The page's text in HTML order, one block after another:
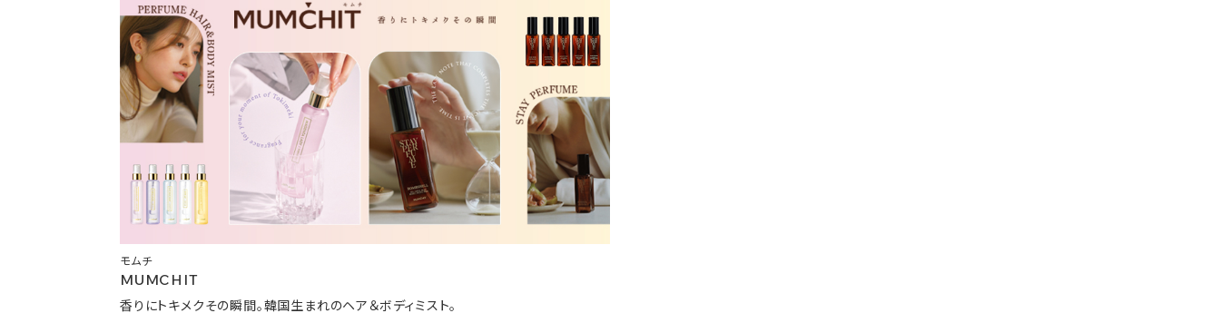
モムチ
MUMCHIT
香りにトキメクその瞬間。韓国生まれのヘア＆ボディミスト。